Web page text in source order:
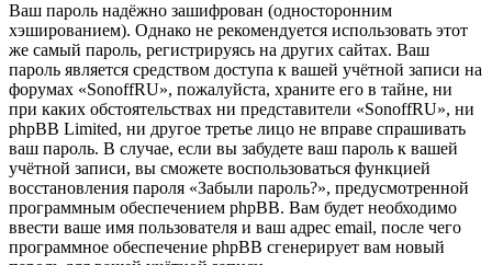
Ваш пароль надёжно зашифрован (односторонним
хэшированием). Однако не рекомендуется использовать этот
же самый пароль, регистрируясь на других сайтах. Ваш
пароль является средством доступа к вашей учётной записи на
форумах «SonoffRU», пожалуйста, храните его в тайне, ни
при каких обстоятельствах ни представители «SonoffRU», ни
phpBB Limited, ни другое третье лицо не вправе спрашивать
ваш пароль. В случае, если вы забудете ваш пароль к вашей
учётной записи, вы сможете воспользоваться функцией
восстановления пароля «Забыли пароль?», предусмотренной
программным обеспечением phpBB. Вам будет необходимо
ввести ваше имя пользователя и ваш адрес email, после чего
программное обеспечение phpBB сгенерирует вам новый